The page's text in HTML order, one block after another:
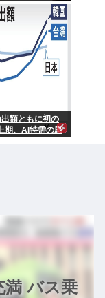
額ともに初の
期、AI特需の恩
満 バス乗